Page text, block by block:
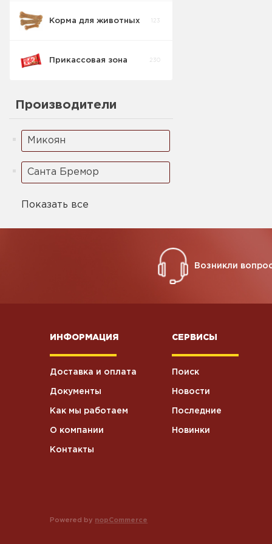
Печенье
Корма для животных 123
Прикассовая зона 230
Производители
Микоян
Санта Бремор
Показать все
Возникли
ИНФОРМАЦИЯ
Доставка и оплата
Документы
Как мы работаем
О компании
Контакты
СЕРВИСЫ
Поиск
Новости
Последние
Новинки
Powered by nopCommerce